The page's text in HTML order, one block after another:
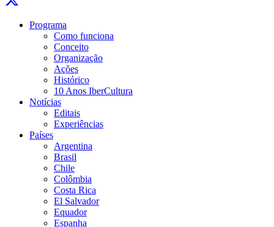
Programa
Como funciona
Conceito
Organização
Ações
Histórico
10 Anos IberCultura
Notícias
Editais
Experiências
Países
Argentina
Brasil
Chile
Colômbia
Costa Rica
El Salvador
Equador
Espanha